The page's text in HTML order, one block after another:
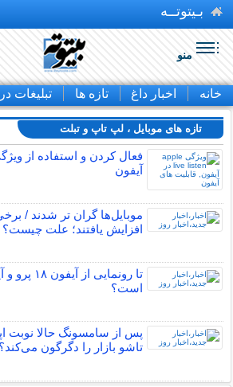
بـیتوتــه
منو
خانه اخبار داغ تازه ها تبلیغات
تازه های موبایل ، لپ تاپ و تبلت
آیفون
افزایش یافتند؛ علت چیست؟
تا
است؟
پس از سامسونگ حالا نوبت
تاشو بازار را دگرگون می‌کند؟